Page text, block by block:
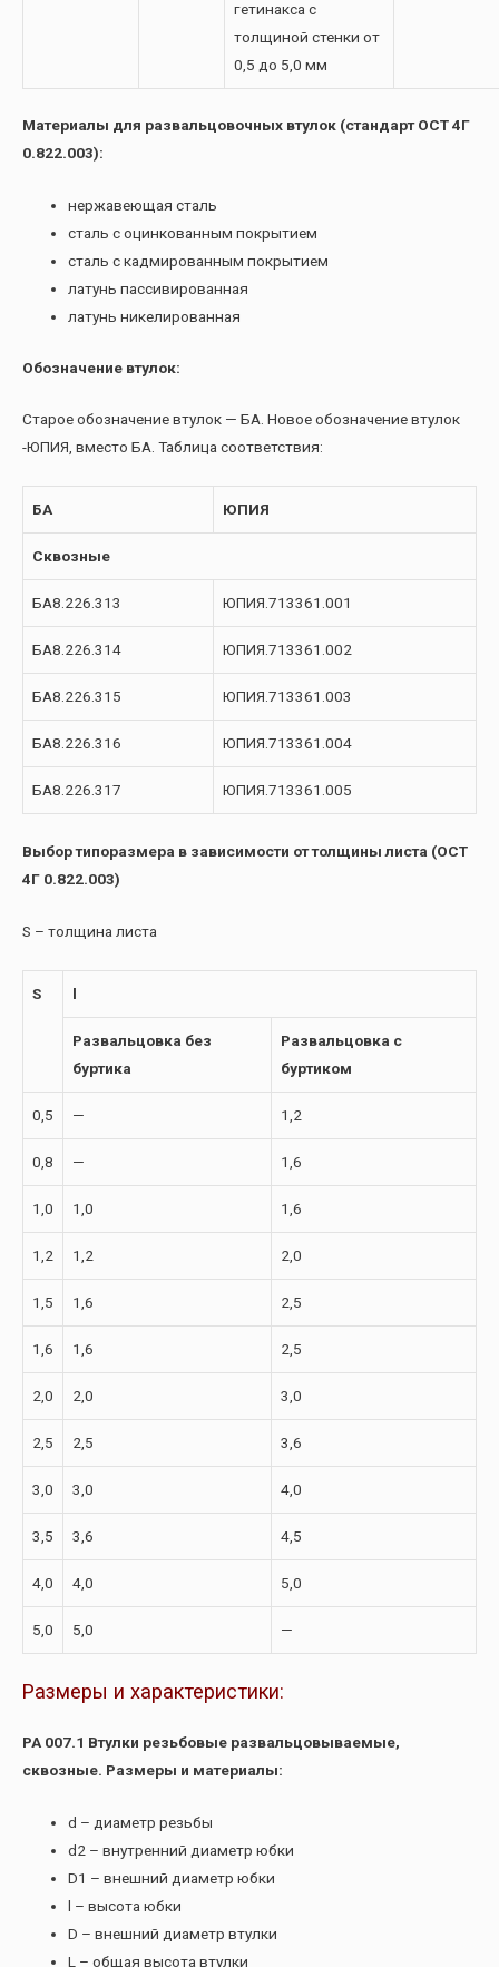
гетинакса с
толщиной стенки от
0,5 до 5,0 мм
Материалы для развальцовочных втулок (стандарт ОСТ 4Г
0.822.003):
нержавеющая сталь
сталь с оцинкованным покрытием
сталь с кадмированным покрытием
латунь пассивированная
латунь никелированная
Обозначение втулок:
Старое обозначение втулок — БА. Новое обозначение втулок
-ЮПИЯ, вместо БА. Таблица соответствия:
БА ЮПИЯ
Сквозные
БА8.226.313 ЮПИЯ.713361.001
БА8.226.314 ЮПИЯ.713361.002
БА8.226.315 ЮПИЯ.713361.003
БА8.226.316 ЮПИЯ.713361.004
БА8.226.317 ЮПИЯ.713361.005
Выбор типоразмера в зависимости от толщины листа (ОСТ
4Г 0.822.003)
S – толщина листа
S l
Развальцовка без
буртика
Развальцовка с
буртиком
0,5 — 1,2
0,8 — 1,6
1,0 1,0 1,6
1,2 1,2 2,0
1,5 1,6 2,5
1,6 1,6 2,5
2,0 2,0 3,0
2,5 2,5 3,6
3,0 3,0 4,0
3,5 3,6 4,5
4,0 4,0 5,0
5,0 5,0 —
Размеры и характеристики:
РА 007.1 Втулки резьбовые развальцовываемые,
сквозные. Размеры и материалы:
d – диаметр резьбы
d2 – внутренний диаметр юбки
D1 – внешний диаметр юбки
l – высота юбки
D – внешний диаметр втулки
L – общая высота втулки